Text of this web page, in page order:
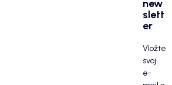
new
slett
er
Vložte
svoj
e-